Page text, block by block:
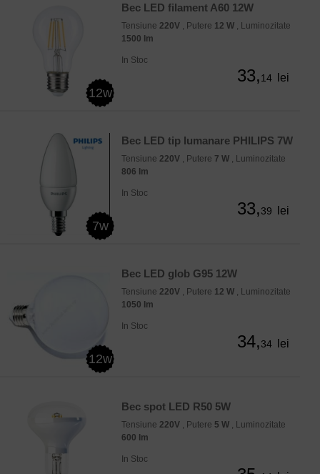
12w
Bec LED filament A60 12W
Tensiune 220V , Putere 12 W , Luminozitate
1500 lm
In Stoc
33,14 lei
7w
Bec LED tip lumanare PHILIPS 7W
Tensiune 220V , Putere 7 W , Luminozitate
806 lm
In Stoc
33,39 lei
12w
Bec LED glob G95 12W
Tensiune 220V , Putere 12 W , Luminozitate
1050 lm
In Stoc
34,34 lei
Bec spot LED R50 5W
Tensiune 220V , Putere 5 W , Luminozitate
600 lm
In Stoc